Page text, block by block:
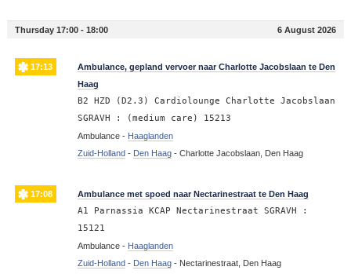
Thursday 17:00 - 18:00 6 August 2026
17:13
Ambulance, gepland vervoer naar Charlotte Jacobslaan te Den
Haag
B2 HZD (D2.3) Cardiolounge Charlotte Jacobslaan
SGRAVH : (medium care) 15213
Ambulance - Haaglanden
Zuid-Holland- Den Haag- Charlotte Jacobslaan, Den Haag
17:08 Ambulance met spoed naar Nectarinestraat te Den Haag
A1 Parnassia KCAP Nectarinestraat SGRAVH :
15121
Ambulance - Haaglanden
Zuid-Holland- Den Haag- Nectarinestraat, Den Haag